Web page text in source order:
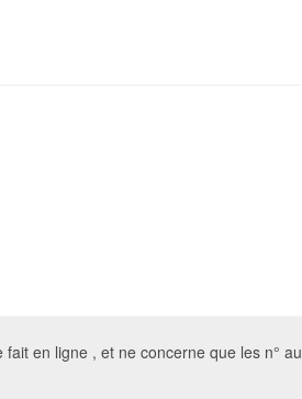
en ligne , et ne concerne que les n° au